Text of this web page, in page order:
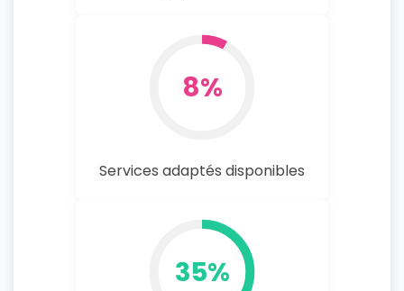
8%
Services adaptés disponibles
35%